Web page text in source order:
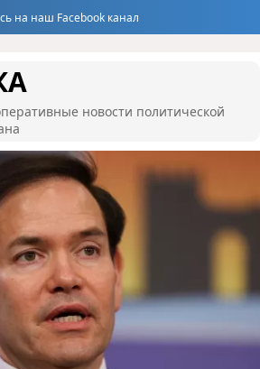
на наш Facebook канал
новости политической